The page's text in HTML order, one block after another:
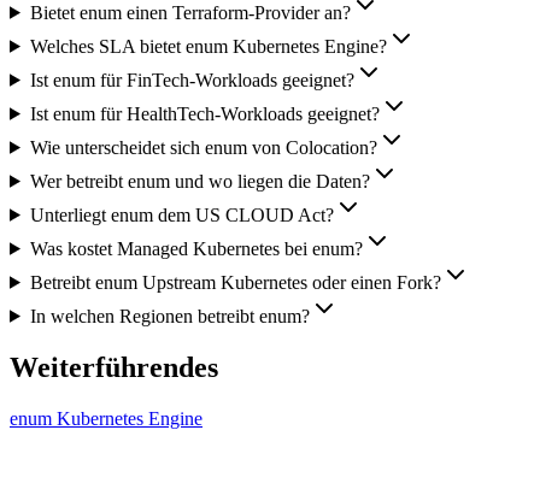
Bietet enum einen Terraform-Provider an?
Welches SLA bietet enum Kubernetes Engine?
Ist enum für FinTech-Workloads geeignet?
Ist enum für HealthTech-Workloads geeignet?
Wie unterscheidet sich enum von Colocation?
Wer betreibt enum und wo liegen die Daten?
Unterliegt enum dem US CLOUD Act?
Was kostet Managed Kubernetes bei enum?
Betreibt enum Upstream Kubernetes oder einen Fork?
In welchen Regionen betreibt enum?
Weiterführendes
enum Kubernetes Engine